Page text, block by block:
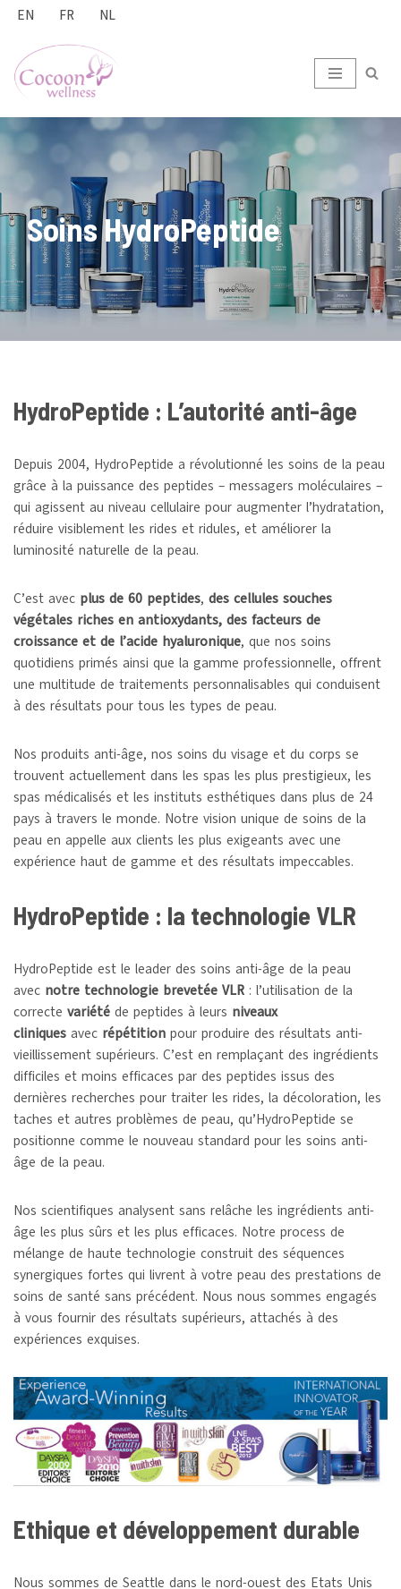
Aller
au
contenu
EN FR NL
Soins HydroPeptide
HydroPeptide : L’autorité anti-âge
Depuis 2004, HydroPeptide a révolutionné les soins de la peau
grâce à la puissance des peptides – messagers moléculaires –
qui agissent au niveau cellulaire pour augmenter l’hydratation,
réduire visiblement les rides et ridules, et améliorer la
luminosité naturelle de la peau.
C’est avec plus de 60 peptides, des cellules souches
végétales riches en antioxydants, des facteurs de
croissance et de l’acide hyaluronique, que nos soins
quotidiens primés ainsi que la gamme professionnelle, offrent
une multitude de traitements personnalisables qui conduisent
à des résultats pour tous les types de peau.
Nos produits anti-âge, nos soins du visage et du corps se
trouvent actuellement dans les spas les plus prestigieux, les
spas médicalisés et les instituts esthétiques dans plus de 24
pays à travers le monde. Notre vision unique de soins de la
peau en appelle aux clients les plus exigeants avec une
expérience haut de gamme et des résultats impeccables.
HydroPeptide : la technologie VLR
HydroPeptide est le leader des soins anti-âge de la peau
avec notre technologie brevetée VLR : l’utilisation de la
correcte variété de peptides à leurs niveaux
cliniques avec répétition pour produire des résultats anti-
vieillissement supérieurs. C’est en remplaçant des ingrédients
difficiles et moins efficaces par des peptides issus des
dernières recherches pour traiter les rides, la décoloration, les
taches et autres problèmes de peau, qu’HydroPeptide se
positionne comme le nouveau standard pour les soins anti-
âge de la peau.
Nos scientifiques analysent sans relâche les ingrédients anti-
âge les plus sûrs et les plus efficaces. Notre process de
mélange de haute technologie construit des séquences
synergiques fortes qui livrent à votre peau des prestations de
soins de santé sans précédent. Nous nous sommes engagés
à vous fournir des résultats supérieurs, attachés à des
expériences exquises.
Ethique et développement durable
Nous sommes de Seattle dans le nord-ouest des Etats Unis